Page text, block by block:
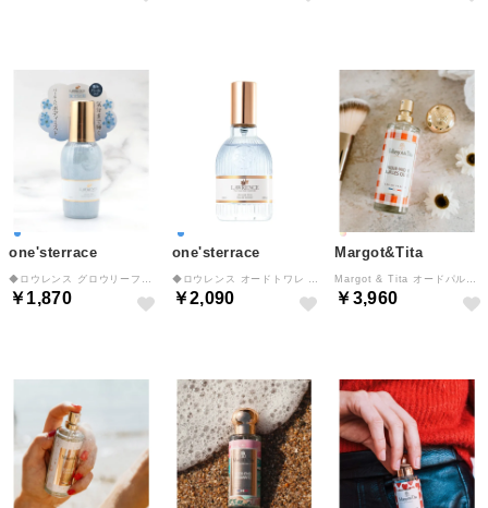
one'sterrace
￥1,870
one'sterrace
￥2,090
Margot&Tita
￥3,960